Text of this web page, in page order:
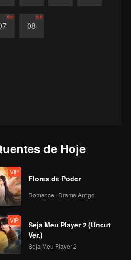
VIP
08
VIP
de Hoje
VIP
Flores de Poder
Romance · Drama Antigo
VIP
Seja Meu Player 2 (Uncut
Ver.)
Seja Meu Player 2